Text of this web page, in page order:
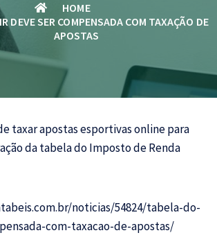
HOME
DEVE SER COMPENSADA COM TAXAÇÃO DE
APOSTAS
taxar apostas esportivas online para
da tabela do Imposto de Renda
noticias/54824/tabela-do-
com-taxacao-de-apostas/